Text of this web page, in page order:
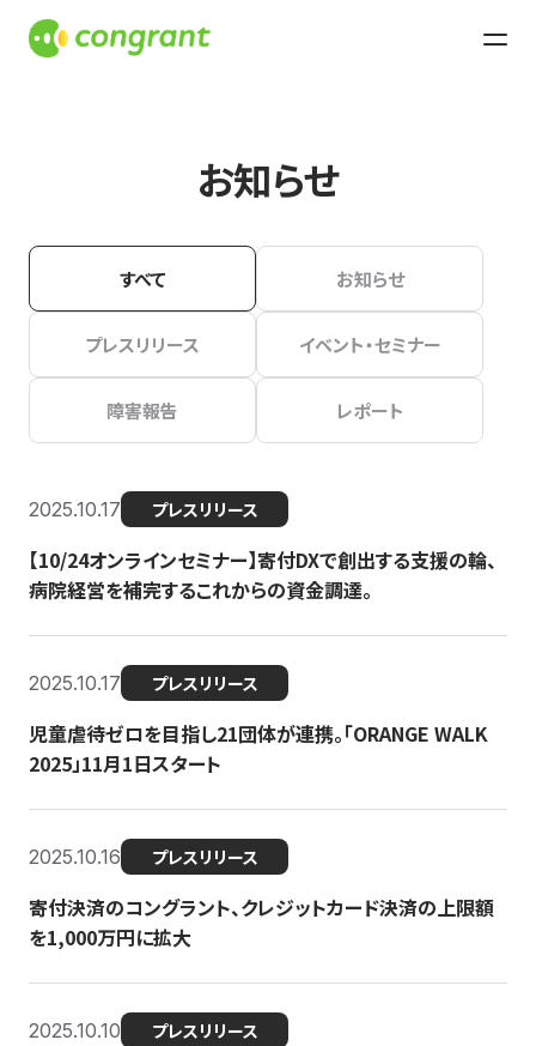
お知らせ
すべて お知らせ
プレスリリース イベント・セミナー
障害報告 レポート
2025.10.17 プレスリリース
【10/24オンラインセミナー】寄付DXで創出する支援の輪、
病院経営を補完するこれからの資金調達。
2025.10.17 プレスリリース
児童虐待ゼロを目指し21団体が連携。「ORANGE WALK
2025」11月1日スタート
2025.10.16 プレスリリース
寄付決済のコングラント、クレジットカード決済の上限額
を1,000万円に拡大
2025.10.10 プレスリリース